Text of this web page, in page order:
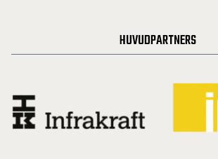
HUVUDPARTNERS